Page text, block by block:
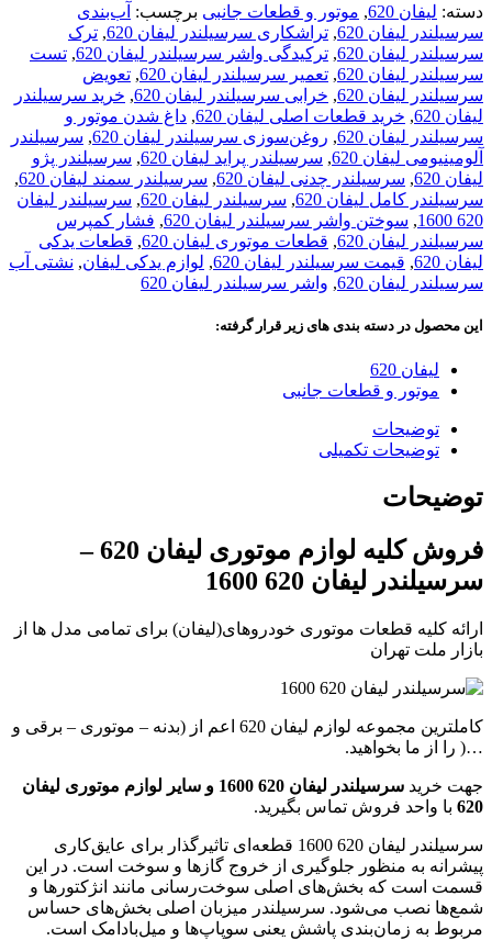
دسته: لیفان 620 , موتور و قطعات جانبی برچسب: آب‌بندی
سرسیلندر لیفان 620
, تراشکاری سرسیلندر لیفان 620 , ترک
سرسیلندر لیفان 620
, ترکیدگی واشر سرسیلندر لیفان 620 , تست
سرسیلندر لیفان 620
, تعمیر سرسیلندر لیفان 620 , تعویض
سرسیلندر لیفان 620
, خرابی سرسیلندر لیفان 620 , خرید سرسیلندر
لیفان 620
, خرید قطعات اصلی لیفان 620 , داغ شدن موتور و
سرسیلندر لیفان 620
, روغن‌سوزی سرسیلندر لیفان 620 , سرسیلندر
آلومینیومی لیفان 620
, سرسیلندر پراید لیفان 620 , سرسیلندر پژو
لیفان 620
, سرسیلندر چدنی لیفان 620 , سرسیلندر سمند لیفان 620
,
سرسیلندر کامل لیفان 620
, سرسیلندر لیفان 620 , سرسیلندر لیفان
620 1600
, سوختن واشر سرسیلندر لیفان 620 , فشار کمپرس
سرسیلندر لیفان 620
, قطعات موتوری لیفان 620 , قطعات یدکی
لیفان 620
, قیمت سرسیلندر لیفان 620 , لوازم یدکی لیفان, نشتی آب
سرسیلندر لیفان 620
, واشر سرسیلندر لیفان 620
این محصول در دسته بندی های زیر قرار گرفته:
لیفان 620
موتور و قطعات جانبی
توضیحات
توضیحات تکمیلی
توضیحات
فروش کلیه لوازم موتوری لیفان 620 –
سرسیلندر لیفان 620 1600
ارائه کلیه قطعات موتوری خودروهای(لیفان) برای تمامی مدل ها از
بازار ملت تهران
کاملترین مجموعه لوازم لیفان 620 اعم از (بدنه – موتوری – برقی و
…( را از ما بخواهید.
جهت خرید
سرسیلندر لیفان 620 1600 و سایر لوازم موتوری لیفان
620 با واحد فروش تماس بگیرید.
سرسیلندر لیفان 620 1600 قطعه‌ای تاثیرگذار برای عایق‌کاری
پیشرانه به منظور جلوگیری از خروج گازها و سوخت است. در این
قسمت است که بخش‌های اصلی سوخت‌رسانی مانند انژکتورها و
شمع‌ها نصب می‌شود. سرسیلندر میزبان اصلی بخش‌های حساس
مربوط به زمان‌بندی پاشش یعنی سوپاپ‌‌ها و میل‌بادامک است.